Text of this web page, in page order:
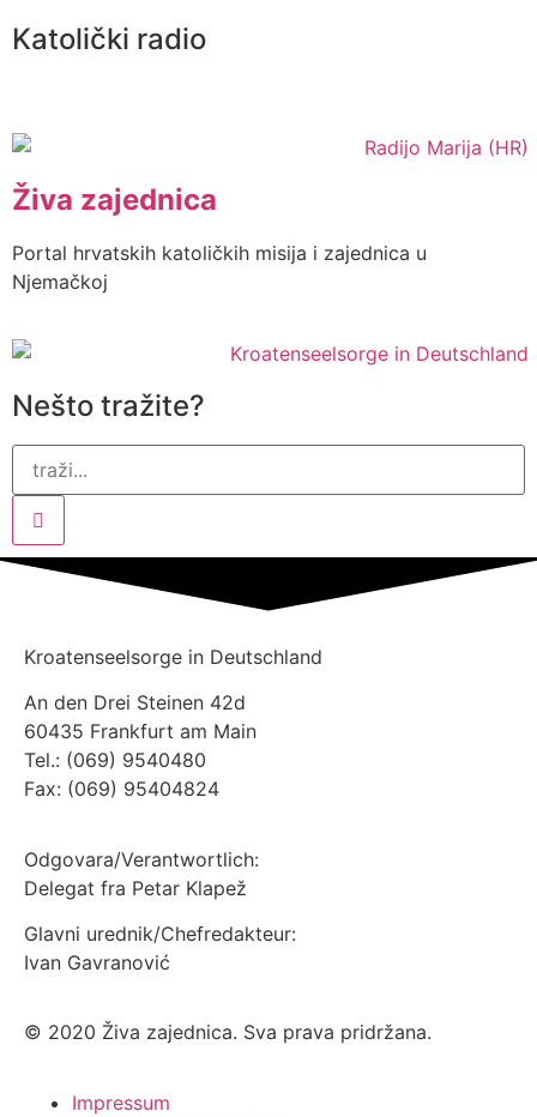
Katolički radio
Živa zajednica
Portal hrvatskih katoličkih misija i zajednica u
Njemačkoj
Nešto tražite?
Kroatenseelsorge in Deutschland
An den Drei Steinen 42d
60435 Frankfurt am Main
Tel.: (069) 9540480
Fax: (069) 95404824
Odgovara/Verantwortlich:
Delegat fra Petar Klapež
Glavni urednik/Chefredakteur:
Ivan Gavranović
© 2020 Živa zajednica. Sva prava pridržana.
Impressum